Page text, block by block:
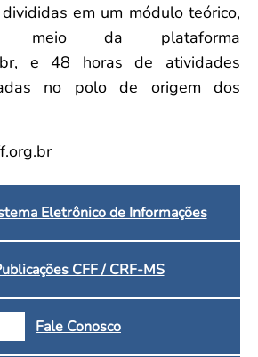
em um módulo teórico,
meio da plataforma
e 48 horas de atividades
no polo de origem dos
Eletrônico de Informações
CFF / CRF-MS
Fale Conosco